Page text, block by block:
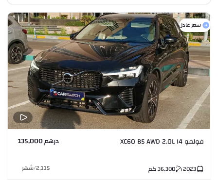
سعر عادل
فولفو XC60 B5 AWD 2.0L I4 درهم 135,000
2023
36,300كم 2,115
/شهر